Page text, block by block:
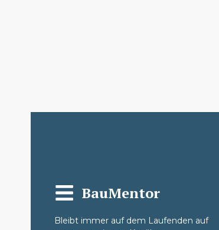
BauMentor
Bleibt immer auf dem Laufenden auf